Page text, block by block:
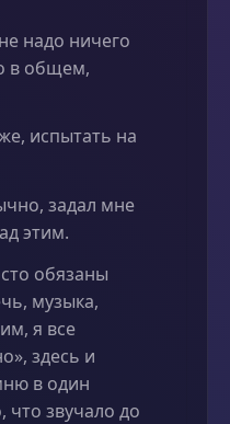
надо ничего
в общем,
испытать на
задал мне
этим.
обязаны
музыка,
я все
здесь и
в один
звучало до